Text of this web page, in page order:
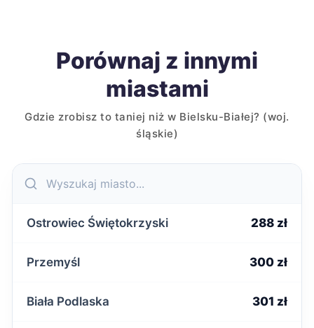
Porównaj z innymi
miastami
Gdzie zrobisz to taniej niż w Bielsku-Białej? (woj.
śląskie)
Ostrowiec Świętokrzyski 288 zł
Przemyśl 300 zł
Biała Podlaska 301 zł